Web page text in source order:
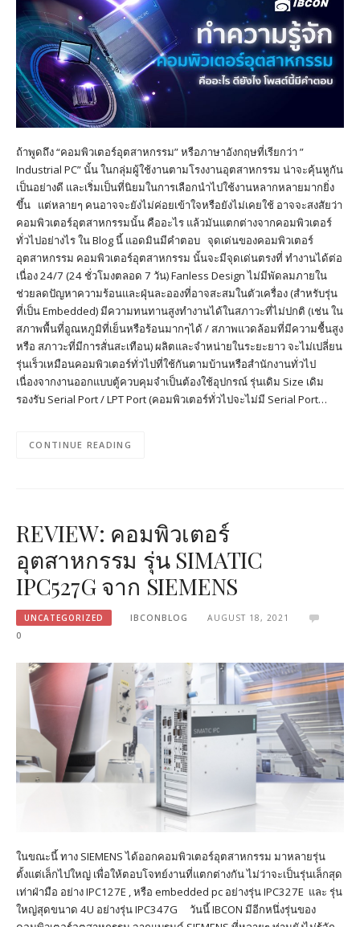
ถ้าพูดถึง “คอมพิวเตอร์อุตสาหกรรม” หรือภาษาอังกฤษที่เรียกว่า ”
Industrial PC” นั้น ในกลุ่มผู้ใช้งานตามโรงงานอุตสาหกรรม น่าจะคุ้นหูกัน
เป็นอย่างดี และเริ่มเป็นที่นิยมในการเลือกนำไปใช้งานหลากหลายมากยิ่ง
ขึ้น แต่หลายๆ คนอาจจะยังไม่ค่อยเข้าใจหรือยังไม่เคยใช้ อาจจะสงสัยว่า
คอมพิวเตอร์อุตสาหกรรมนั้น คืออะไร แล้วมันแตกต่างจากคอมพิวเตอร์
ทั่วไปอย่างไร ใน Blog นี้ แอดมินมีคำตอบ จุดเด่นของคอมพิวเตอร์
อุตสาหกรรม คอมพิวเตอร์อุตสาหกรรม นั้นจะมีจุดเด่นตรงที่ ทำงานได้ต่อ
เนื่อง 24/7 (24 ชั่วโมงตลอด 7 วัน) Fanless Design ไม่มีพัดลมภายใน
ช่วยลดปัญหาความร้อนและฝุ่นละอองที่อาจสะสมในตัวเครื่อง (สำหรับรุ่น
ที่เป็น Embedded) มีความทนทานสูงทำงานได้ในสภาวะที่ไม่ปกติ (เช่น ใน
สภาพพื้นที่อูณหภูมิที่เย็นหรือร้อนมากๆได้ / สภาพแวดล้อมที่มีความชื้นสูง
หรือ สภาวะที่มีการสั่นสะเทือน) ผลิตและจำหน่ายในระยะยาว จะไม่เปลี่ยน
รุ่นเร็วเหมือนคอมพิวเตอร์ทั่วไปที่ใช้กันตามบ้านหรือสำนักงานทั่วไป
เนื่องจากงานออกแบบตู้ควบคุมจำเป็นต้องใช้อุปกรณ์ รุ่นเดิม Size เดิม
รองรับ Serial Port / LPT Port (คอมพิวเตอร์ทั่วไปจะไม่มี Serial Port…
CONTINUE READING
REVIEW: คอมพิวเตอร์
อุตสาหกรรม รุ่น SIMATIC
IPC527G จาก SIEMENS
UNCATEGORIZED IBCONBLOG
AUGUST 18, 2021
0
ในขณะนี้ ทาง SIEMENS ได้ออกคอมพิวเตอร์อุตสาหกรรม มาหลายรุ่น
ตั้งแต่เล็กไปใหญ่ เพื่อให้ตอบโจทย์งานที่แตกต่างกัน ไม่ว่าจะเป็นรุ่นเล็กสุด
เท่าฝ่ามือ อย่าง IPC127E , หรือ embedded pc อย่างรุ่น IPC327E และ รุ่น
ใหญ่สุดขนาด 4U อย่างรุ่น IPC347G วันนี้ IBCON มีอีกหนึ่งรุ่นของ